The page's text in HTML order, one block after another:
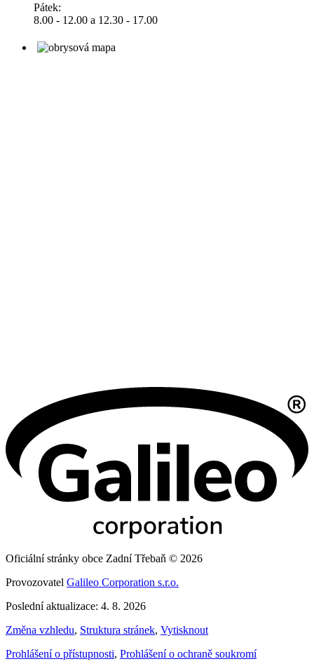
Pátek:
8.00 - 12.00 a 12.30 - 17.00
Oficiální stránky obce Zadní Třebaň © 2026
Provozovatel Galileo Corporation s.r.o.
Poslední aktualizace: 4. 8. 2026
Změna vzhledu, Struktura stránek, Vytisknout
Prohlášení o přístupnosti, Prohlášení o ochraně soukromí